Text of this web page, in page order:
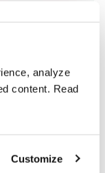
analyze
content. Read
Customize